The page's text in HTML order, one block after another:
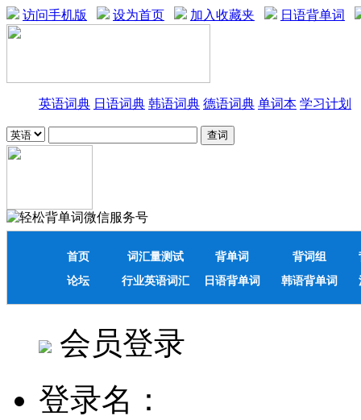
访问手机版 设为首页 加入收藏夹 日语背单词
英语词典 日语词典 韩语词典 德语词典 单词本 学习计划
首页 词汇量测试 背单词 背词组
论坛
行业英语词汇 日语背单词 韩语背单词
会员登录
登录名：